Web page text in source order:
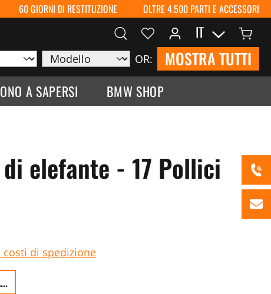
60 GIORNI DI RESTITUZIONE OLTRE 4.500 PARTI E ACCESSORI
OR: MOSTRA TUTTI
IT
A SAPERSI BMW SHOP
elefante - 17 Pollici
costi di spedizione